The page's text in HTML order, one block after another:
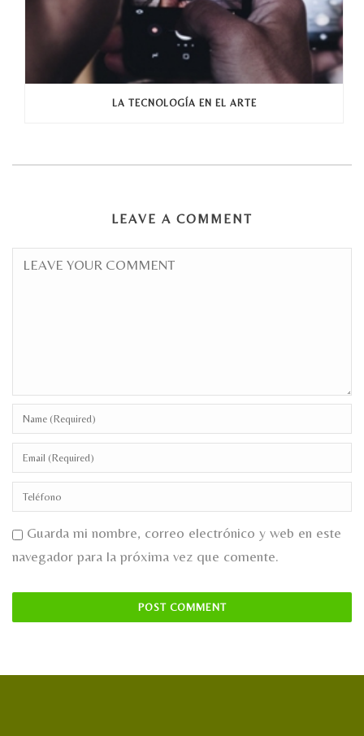
LA TECNOLOGÍA EN EL ARTE
LEAVE A COMMENT
Guarda mi nombre, correo electrónico y web en este
navegador para la próxima vez que comente.